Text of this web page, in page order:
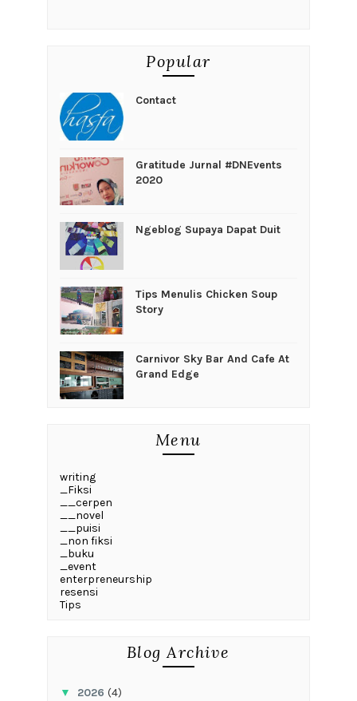
Popular
Contact
Gratitude Jurnal #DNEvents
2020
Ngeblog Supaya Dapat Duit
Tips Menulis Chicken Soup
Story
Carnivor Sky Bar And Cafe At
Grand Edge
Menu
writing
_Fiksi
__cerpen
__novel
__puisi
_non fiksi
_buku
_event
enterpreneurship
resensi
Tips
Blog Archive
▼ 2026 (4)